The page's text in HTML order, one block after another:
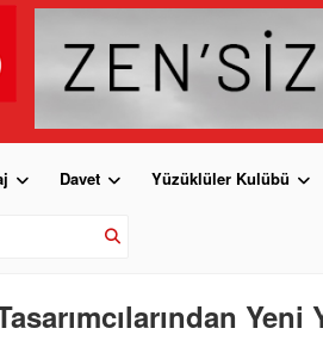
Davet Yüzüklüler Kulübü